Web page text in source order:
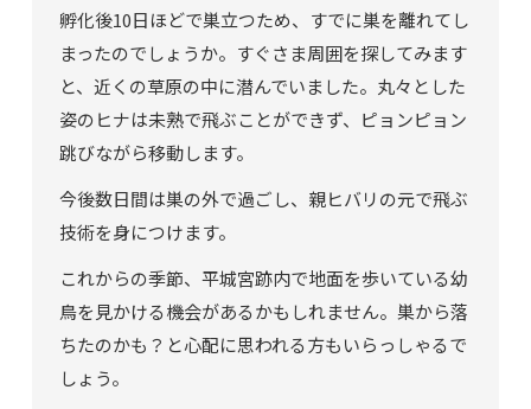
孵化後10日ほどで巣立つため、すでに巣を離れてし
まったのでしょうか。すぐさま周囲を探してみます
と、近くの草原の中に潜んでいました。丸々とした
姿のヒナは未熟で飛ぶことができず、ピョンピョン
跳びながら移動します。
今後数日間は巣の外で過ごし、親ヒバリの元で飛ぶ
技術を身につけます。
これからの季節、平城宮跡内で地面を歩いている幼
鳥を見かける機会があるかもしれません。巣から落
ちたのかも？と心配に思われる方もいらっしゃるで
しょう。